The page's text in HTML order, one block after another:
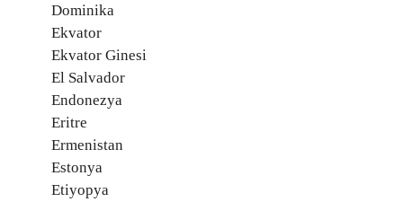
Dominika
Ekvator
Ekvator Ginesi
El Salvador
Endonezya
Eritre
Ermenistan
Estonya
Etiyopya